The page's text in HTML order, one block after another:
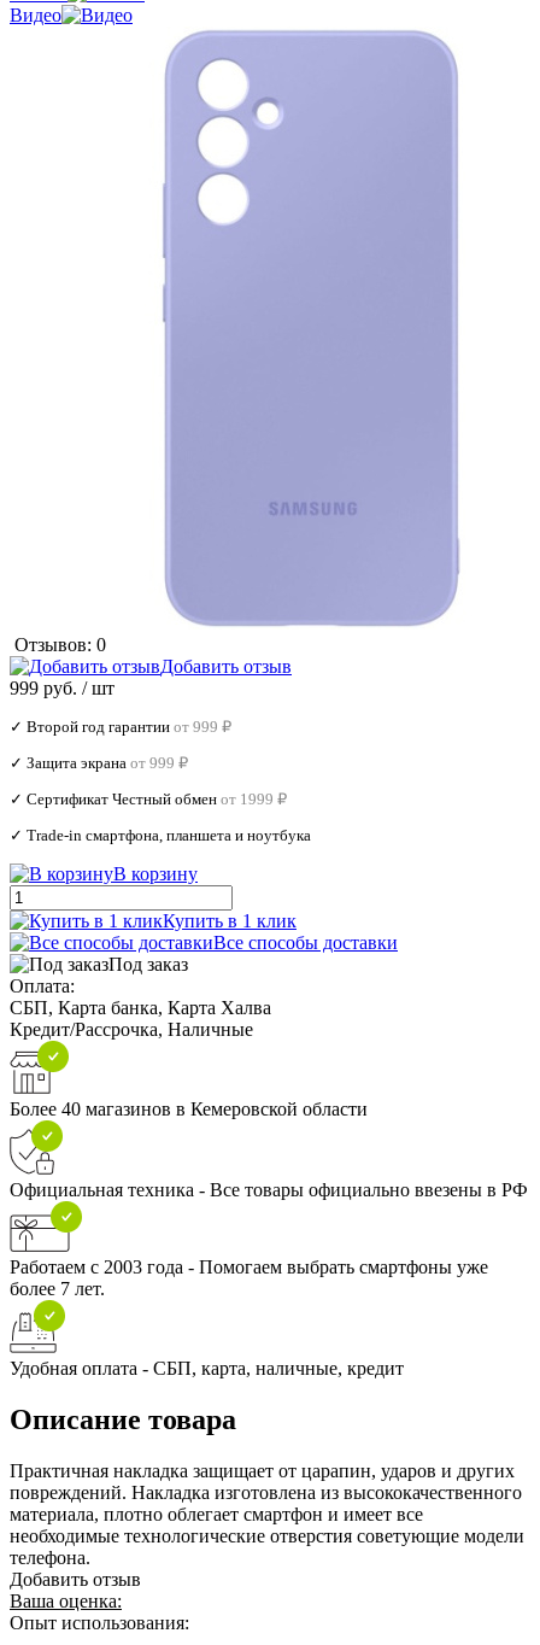
Видео
Отзывов: 0
Добавить отзыв
999 руб. / шт
✓ Второй год гарантии от 999 ₽
✓ Защита экрана от 999 ₽
✓ Сертификат Честный обмен от 1999 ₽
✓ Trade‑in смартфона, планшета и ноутбука
В корзину
Купить в 1 клик
Все способы доставки
Под заказ
Оплата:
СБП, Карта банка, Карта Халва
Кредит/Рассрочка, Наличные
Более 40 магазинов в Кемеровской области
Официальная техника - Все товары официально ввезены в РФ
Работаем с 2003 года - Помогаем выбрать смартфоны уже
более 7 лет.
Удобная оплата - СБП, карта, наличные, кредит
Описание товара
Практичная накладка защищает от царапин, ударов и других
повреждений. Накладка изготовлена из высококачественного
материала, плотно облегает смартфон и имеет все
необходимые технологические отверстия советующие модели
телефона.
Добавить отзыв
Ваша оценка:
Опыт использования: